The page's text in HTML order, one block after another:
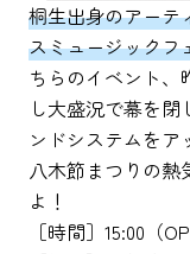
桐生出身のアーテ
スミュージックフ
ちらのイベント、
し大盛況で幕を
ンドシステムをア
八木節まつりの熱
よ！
［時間］15:00（